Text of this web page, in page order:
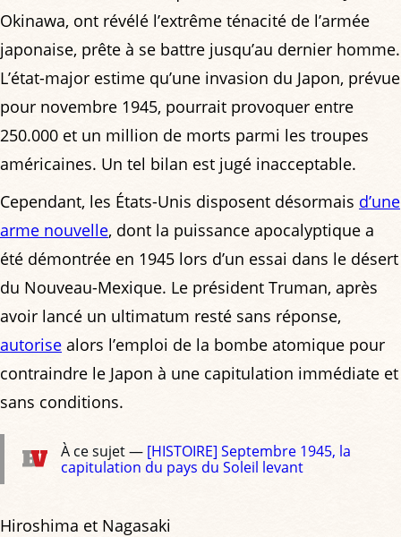
Okinawa, ont révélé l’extrême ténacité de l’armée
japonaise, prête à se battre jusqu’au dernier homme.
L’état-major estime qu’une invasion du Japon, prévue
pour novembre 1945, pourrait provoquer entre
250.000 et un million de morts parmi les troupes
américaines. Un tel bilan est jugé inacceptable.
Cependant, les États-Unis disposent désormais d’une
arme nouvelle, dont la puissance apocalyptique a
été démontrée en 1945 lors d’un essai dans le désert
du Nouveau-Mexique. Le président Truman, après
avoir lancé un ultimatum resté sans réponse,
autorise alors l’emploi de la bombe atomique pour
contraindre le Japon à une capitulation immédiate et
sans conditions.
À ce sujet — [HISTOIRE] Septembre 1945, la
capitulation du pays du Soleil levant
Hiroshima et Nagasaki